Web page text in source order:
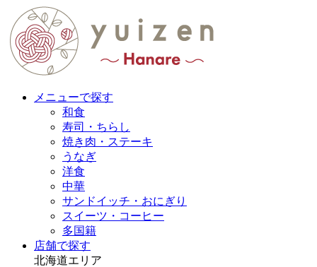
メニューで探す
和食
寿司・ちらし
焼き肉・ステーキ
うなぎ
洋食
中華
サンドイッチ・おにぎり
スイーツ・コーヒー
多国籍
店舗で探す
北海道エリア